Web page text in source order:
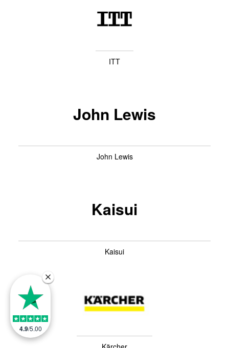
ITT
John Lewis
John Lewis
Kaisui
Kaisui
4.9/5.00